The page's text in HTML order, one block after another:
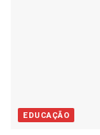
EDUCAÇÃO